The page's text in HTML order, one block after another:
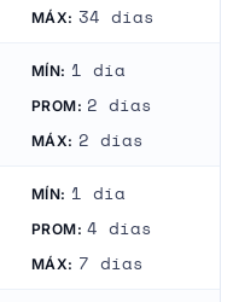
MÁX: 34 días
MÍN: 1 día
PROM: 2 días
MÁX: 2 días
MÍN: 1 día
PROM: 4 días
MÁX: 7 días